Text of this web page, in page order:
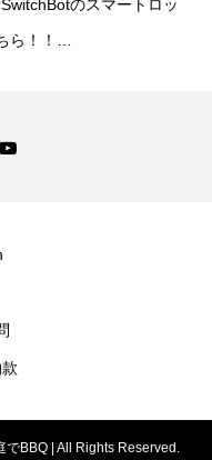
のスマートロッ
ら！！
BBQ | All Rights Reserved.